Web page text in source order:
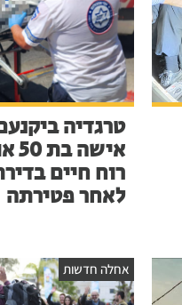
טרגדיה
רוח חיים
לאחר פטירתה
אחלה חדשות